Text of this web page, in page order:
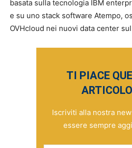
basata sulla tecnologia IBM
e su uno stack software Atempo,
OVHcloud nei nuovi data center
TI PIACE
Iscriviti alla nostra
essere sempre